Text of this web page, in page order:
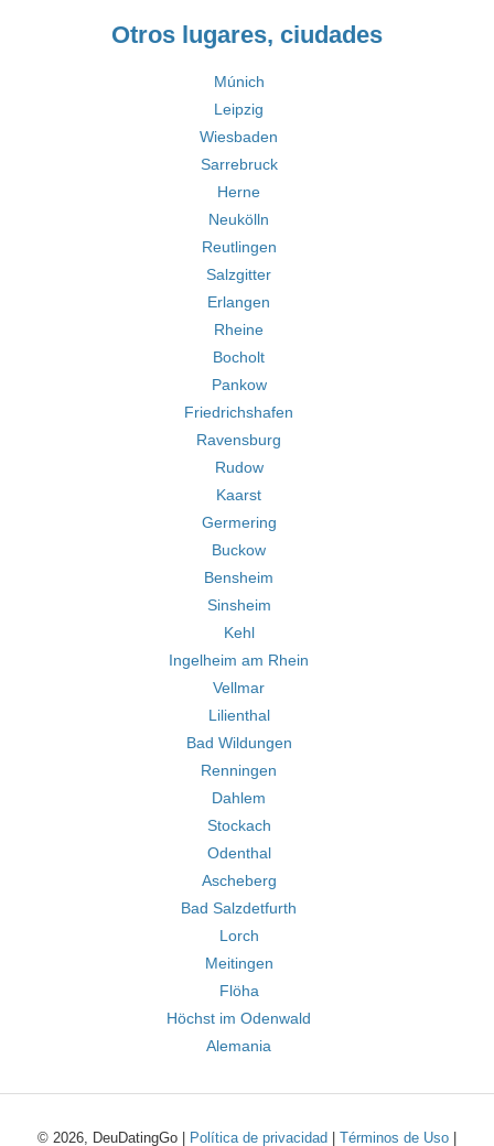
Otros lugares, ciudades
Múnich
Leipzig
Wiesbaden
Sarrebruck
Herne
Neukölln
Reutlingen
Salzgitter
Erlangen
Rheine
Bocholt
Pankow
Friedrichshafen
Ravensburg
Rudow
Kaarst
Germering
Buckow
Bensheim
Sinsheim
Kehl
Ingelheim am Rhein
Vellmar
Lilienthal
Bad Wildungen
Renningen
Dahlem
Stockach
Odenthal
Ascheberg
Bad Salzdetfurth
Lorch
Meitingen
Flöha
Höchst im Odenwald
Alemania
© 2026, DeuDatingGo | Política de privacidad Términos de Uso